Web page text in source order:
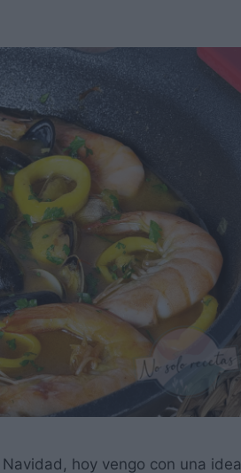
hoy vengo con una idea